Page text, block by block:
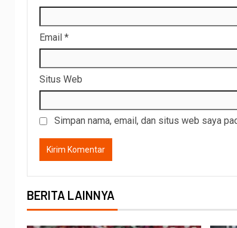
Email *
Situs Web
Simpan nama, email, dan situs web saya
BERITA LAINNYA